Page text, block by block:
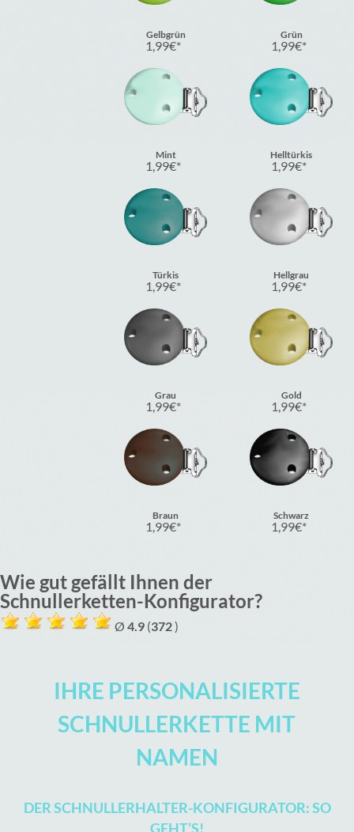
Gelbgrün
1,99€
Grün
1,99€
Mint
1,99€
Helltürkis
1,99€
Türkis
1,99€
Hellgrau
1,99€
Grau
1,99€
Gold
1,99€
Braun
1,99€
Schwarz
1,99€
Wie gut gefällt Ihnen der
Schnullerketten-Konfigurator?
Ø 4.9 (372)
IHRE PERSONALISIERTE
SCHNULLERKETTE MIT
NAMEN
DER SCHNULLERHALTER-KONFIGURATOR: SO
GEHT’S!